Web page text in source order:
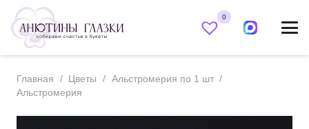
0
Главная / Цветы / Альстромерия по 1 шт /
Альстромерия